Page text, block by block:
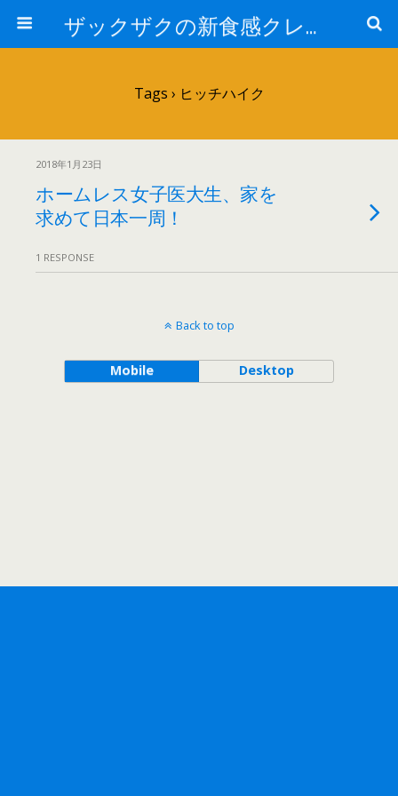
ザックザクの新食感クレープ|CREPE & CAFE Hi5
Tags › ヒッチハイク
2018年1月23日
ホームレス女子医大生、家を
求めて日本一周！
1 RESPONSE
Back to top
Mobile Desktop